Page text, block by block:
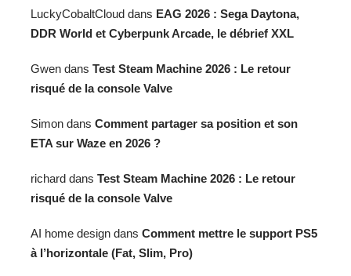
LuckyCobaltCloud dans EAG 2026 : Sega Daytona,
DDR World et Cyberpunk Arcade, le débrief XXL
Gwen dans Test Steam Machine 2026 : Le retour
risqué de la console Valve
Simon dans Comment partager sa position et son
ETA sur Waze en 2026 ?
richard dans Test Steam Machine 2026 : Le retour
risqué de la console Valve
AI home design dans Comment mettre le support PS5
à l’horizontale (Fat, Slim, Pro)